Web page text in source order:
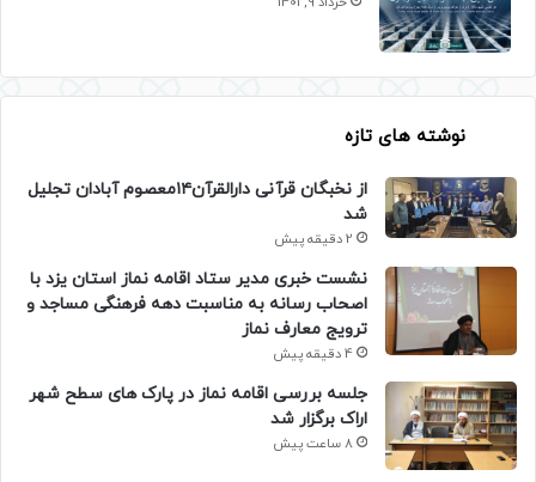
نوشته های تازه
از نخبگان قرآنی دارالقرآن۱۴معصوم آبادان تجلیل
شد
2 دقیقه پیش
نشست خبری مدیر ستاد اقامه نماز استان یزد با
اصحاب رسانه به مناسبت دهه فرهنگی مساجد و
ترویج معارف نماز
4 دقیقه پیش
جلسه بررسی اقامه نماز در پارک های سطح شهر
اراک برگزار شد
8 ساعت پیش